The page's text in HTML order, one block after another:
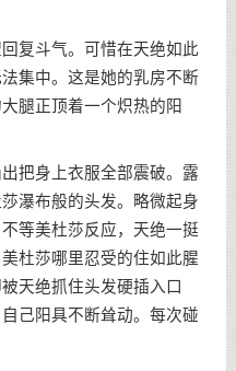
复斗气。可惜在天绝如此
集中。这是她的乳房不断
腿正顶着一个炽热的阳
把身上衣服全部震破。露
瀑布般的头发。略微起身
等美杜莎反应，天绝一挺
杜莎哪里忍受的住如此腥
天绝抓住头发硬插入口
己阳具不断耸动。每次碰